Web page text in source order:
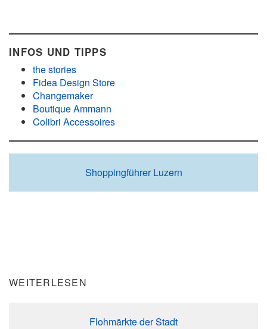
INFOS UND TIPPS
the stories
Fidea Design Store
Changemaker
Boutique Ammann
Colibri Accessoires
Shoppingführer Luzern
WEITERLESEN
Flohmärkte der Stadt